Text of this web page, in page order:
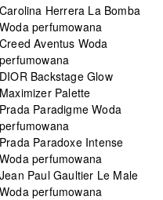
Carolina Herrera La Bomba
Woda perfumowana
Creed Aventus Woda
perfumowana
DIOR Backstage Glow
Maximizer Palette
Prada Paradigme Woda
perfumowana
Prada Paradoxe Intense
Woda perfumowana
Jean Paul Gaultier Le Male
Woda perfumowana